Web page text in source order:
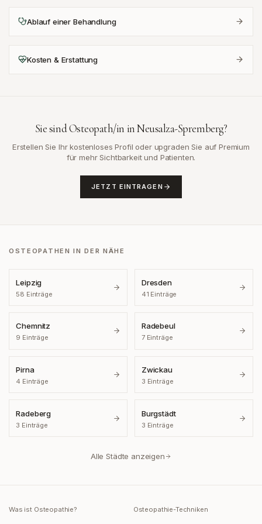
Ablauf einer Behandlung
Kosten & Erstattung
Sie sind Osteopath/in inNeusalza-Spremberg?
Erstellen Sie Ihr kostenloses Profil oder upgraden Sie auf Premium
für mehr Sichtbarkeit und Patienten.
JETZT EINTRAGEN
OSTEOPATHEN IN DER NÄHE
Leipzig
58 Einträge
Dresden
41 Einträge
Chemnitz
9 Einträge
Radebeul
7Einträge
Pirna
4 Einträge
Zwickau
3 Einträge
Radeberg
3 Einträge
Burgstädt
3 Einträge
Alle Städte anzeigen
Was ist Osteopathie? Osteopathie-Techniken